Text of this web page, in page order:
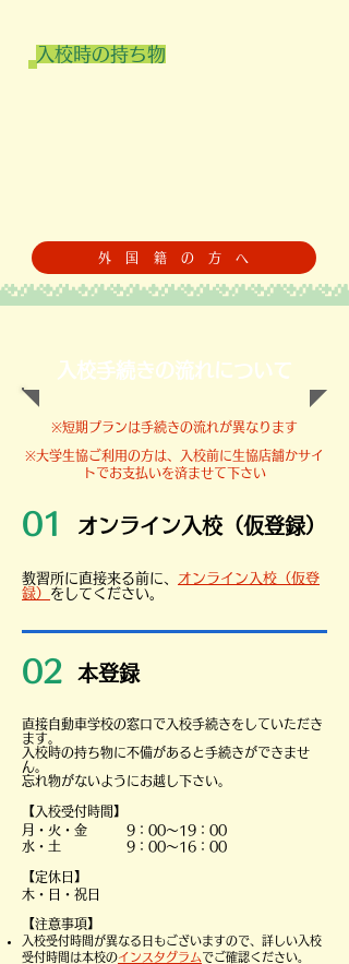
入校時の持ち物
外 国 籍 の 方 へ
​入校手続きの流れについて
​※短期プランは手続きの流れが異なります
​※大学生協ご利用の方は、入校前に生協店舗かサイ
トでお支払いを済ませて下さい
01 ​オンライン入校（仮登録）
​教習所に直接来る前に、 オンライン入校（仮登
録） をしてください。
02 ​本登録
直接自動車学校の窓口で入校手続きをしていただき
ます。
入校時の持ち物に不備があると手続きができませ
ん。
忘れ物がないようにお越し下さい。
【入校受付時間】
月・火・金 9：00～19：00
水・土 9：00～16：00
​【定休日】
木・日・祝日
​【注意事項】
​入校受付時間が異なる日もございますので、詳しい入校
受付時間は本校のインスタグラムでご確認ください。